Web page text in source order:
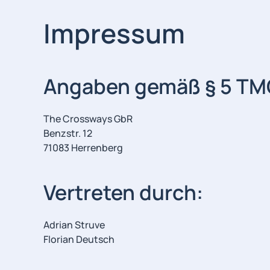
Impressum
Angaben gemäß § 5
The Crossways GbR
Benzstr. 12
71083 Herrenberg
Vertreten durch:
Adrian Struve
Florian Deutsch